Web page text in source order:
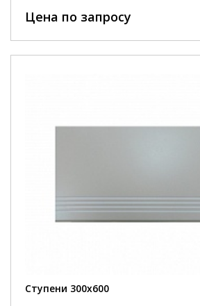
Цена по запросу
Ступени 300х600